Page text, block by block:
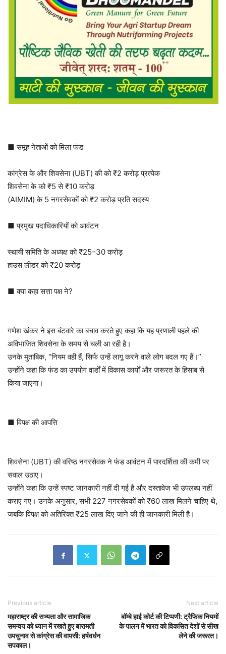
■ समूह नेताओं को मिला फंड
कांग्रेस के और शिवसेना (UBT) की को ₹2 करोड़ प्रत्येक
शिवसेना के को ₹5 से ₹10 करोड़
(AIMIM) के 5 नगरसेवकों को ₹2 करोड़ प्रति सदस्य
■ प्रमुख पदाधिकारियों को आवंटन
स्थायी समिति के अध्यक्ष को ₹25–30 करोड़
हाउस लीडर को ₹20 करोड़
■ क्या कहा सत्ता पक्ष ने?
गणेश खंकर ने इस बंटवारे का बचाव करते हुए कहा कि यह प्रणाली पहले की
अविभाजित शिवसेना के समय से चली आ रही है।
उनके मुताबिक, “नियम वही हैं, सिर्फ उन्हें लागू करने वाले लोग बदल गए हैं।”
उन्होंने कहा कि फंड का उपयोग वार्डों में विकास कार्यों और जरूरत के हिसाब से
किया जाएगा।
■ विपक्ष की आपत्ति
शिवसेना (UBT) की वरिष्ठ नगरसेवक ने फंड आवंटन में पारदर्शिता की कमी पर
सवाल उठाए।
उन्होंने कहा कि उन्हें स्पष्ट जानकारी नहीं दी गई है और दस्तावेज भी उपलब्ध नहीं
कराए गए। उनके अनुसार, सभी 227 नगरसेवकों को ₹60 लाख मिलने चाहिए थे,
जबकि विपक्ष को अतिरिक्त ₹25 लाख दिए जाने की ही जानकारी मिली है।
Previous article
महाराष्ट्र की सभ्यता और सामाजिक
समन्वय को ध्यान में रखते हुए बारामती
उपचुनाव से कांग्रेस की वापसी: हर्षवर्धन
सपकाल।
Next article
बॉम्बे हाई कोर्ट की टिप्पणी: ट्रैफिक नियमों
के पालन में भारत को विकसित देशों से सीख
लेने की जरूरत।